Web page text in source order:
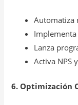
Automatiza
Lanza
Activa NPS
6. Optimización